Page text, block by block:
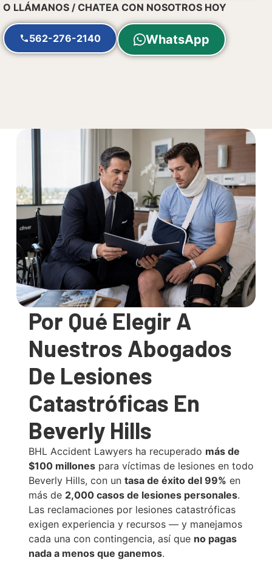
O LLÁMANOS / CHATEA CON NOSOTROS HOY
562-276-2140 WhatsApp
Por Qué Elegir A
Nuestros Abogados
De Lesiones
Catastróficas En
Beverly Hills
BHL Accident Lawyers ha recuperado más de
$100 millonespara víctimas de lesiones en todo
Beverly Hills, con un tasa de éxito del 99% en
más de 2,000 casos de lesiones personales.
Las reclamaciones por lesiones catastróficas
exigen experiencia y recursos — y manejamos
cada una con contingencia, así que no pagas
nada a menos que ganemos.